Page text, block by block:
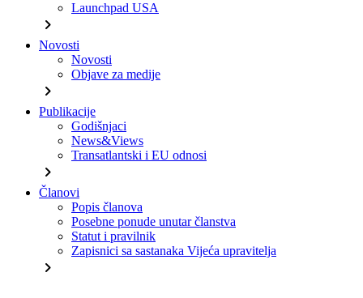
Launchpad USA
chevron_right
Novosti
Novosti
Objave za medije
chevron_right
Publikacije
Godišnjaci
News&Views
Transatlantski i EU odnosi
chevron_right
Članovi
Popis članova
Posebne ponude unutar članstva
Statut i pravilnik
Zapisnici sa sastanaka Vijeća upravitelja
chevron_right